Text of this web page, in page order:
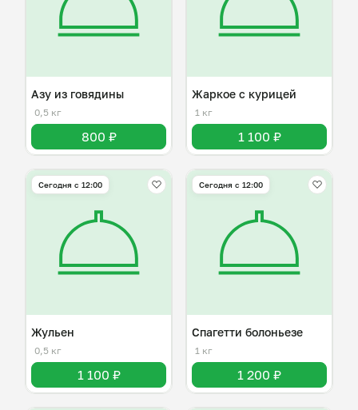
Азу из говядины
0,5 кг
800 ₽
Жаркое с курицей
1 кг
1 100 ₽
Сегодня с 12:00
Жульен
0,5 кг
1 100 ₽
Сегодня с 12:00
Спагетти болоньезе
1 кг
1 200 ₽